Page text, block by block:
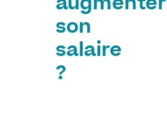
augmenter
son
salaire
?